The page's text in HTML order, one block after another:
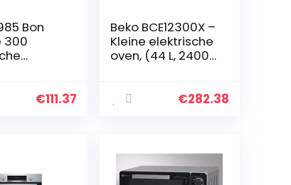
Bon
300
€111.37
Beko BCE12300X –
Kleine elektrische
oven, (44 L, 2400
€282.38